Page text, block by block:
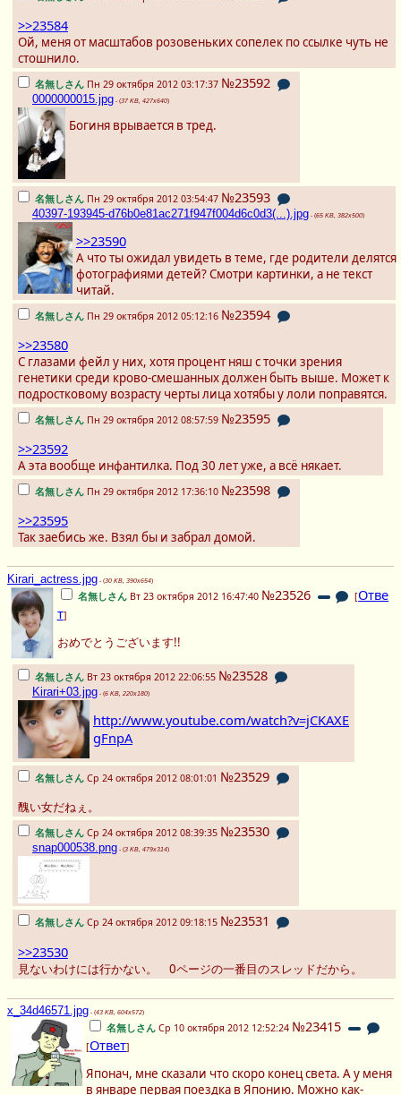
>>23584
Ой, меня от масштабов розовеньких сопелек по ссылке чуть не
стошнило.
名無しさん Пн 29 октября 2012 03:17:37 №23592
0000000015.jpg - (37 KB, 427x640)
Богиня врывается в тред.
名無しさん Пн 29 октября 2012 03:54:47 №23593
40397-193945-d76b0e81ac271f947f004d6c0d3(...).jpg - (65 KB, 382x500)
>>23590
А что ты ожидал увидеть в теме, где родители делятся
фотографиями детей? Смотри картинки, а не текст
читай.
名無しさん Пн 29 октября 2012 05:12:16 №23594
>>23580
С глазами фейл у них, хотя процент няш с точки зрения
генетики среди крово-смешанных должен быть выше. Может к
подростковому возрасту черты лица хотябы у лоли поправятся.
名無しさん Пн 29 октября 2012 08:57:59 №23595
>>23592
А эта вообще инфантилка. Под 30 лет уже, а всё някает.
名無しさん Пн 29 октября 2012 17:36:10 №23598
>>23595
Так заебись же. Взял бы и забрал домой.
Kirari_actress.jpg - (30 KB, 390x654)
名無しさんВт 23 октября 2012 16:47:40 №23526 [Отве
т]
おめでとうございます!!
名無しさん Вт 23 октября 2012 22:06:55 №23528
Kirari+03.jpg - (6 KB, 220x180)
http://www.youtube.com/watch?v=jCKAXE
gFnpA
名無しさん Ср 24 октября 2012 08:01:01 №23529
醜い女だねぇ。
名無しさん Ср 24 октября 2012 08:39:35 №23530
snap000538.png - (3 KB, 479x314)
名無しさん Ср 24 октября 2012 09:18:15 №23531
>>23530
見ないわけには行かない。 0ページの一番目のスレッドだから。
x_34d46571.jpg - (43 KB, 604x572)
名無しさん Ср 10 октября 2012 12:52:24 №23415
[Ответ]
Японач, мне сказали что скоро конец света. А у меня
в январе первая поездка в Японию. Можно как-